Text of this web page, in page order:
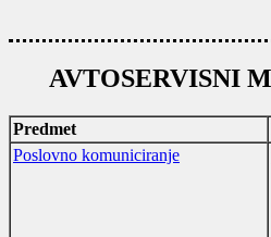
AVTOSERVISNI
Predmet
Poslovno komuniciranje